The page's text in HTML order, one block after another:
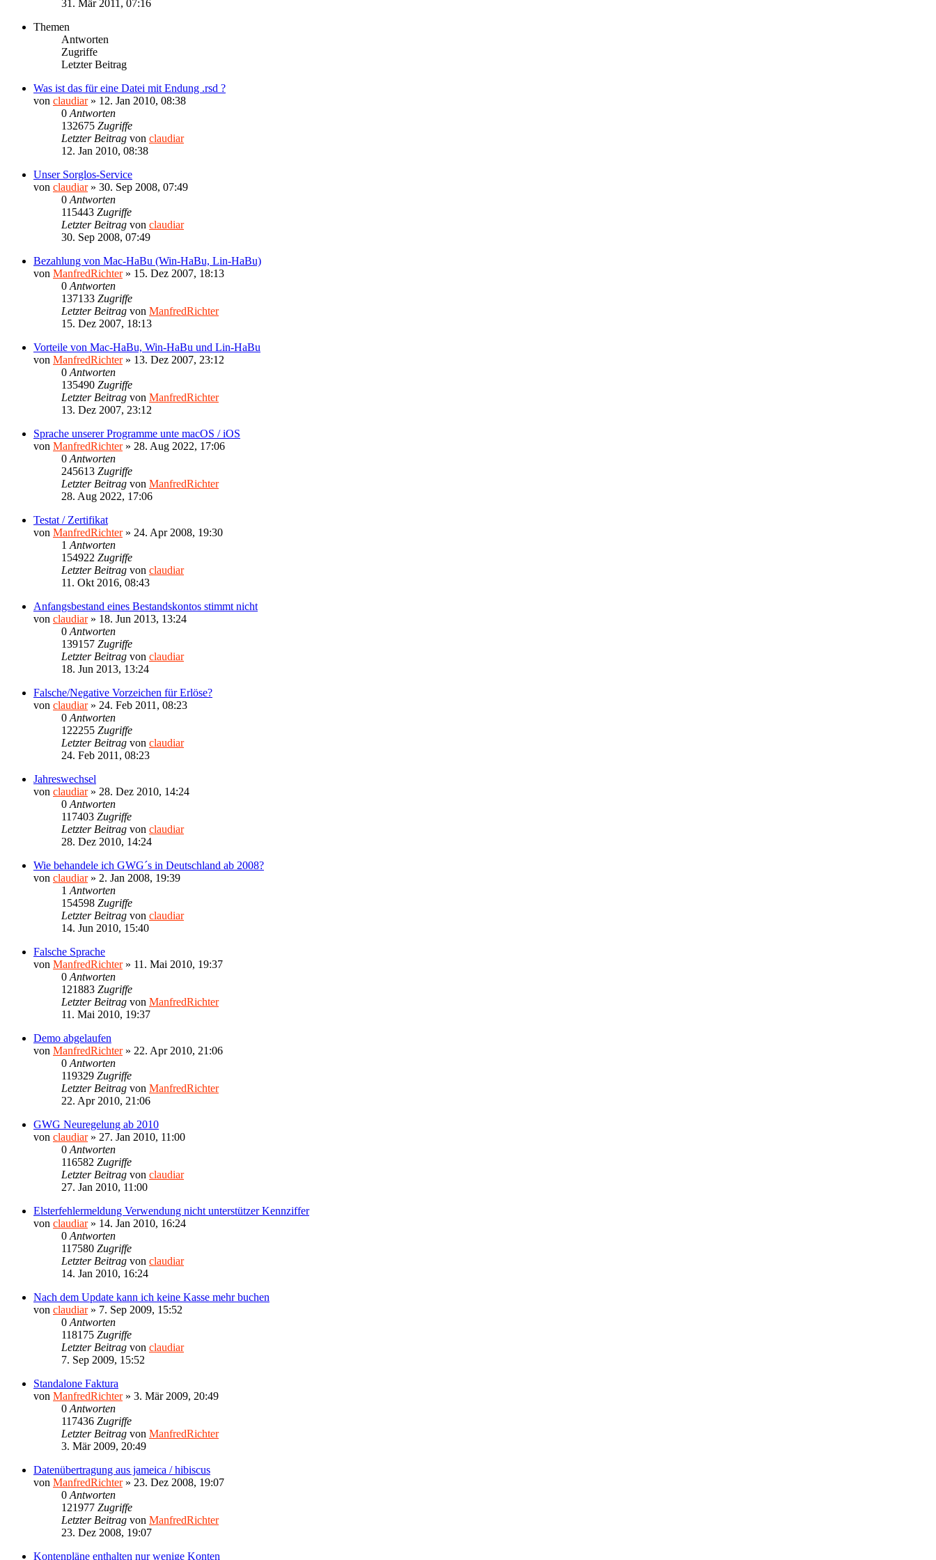
31. Mär 2011, 07:16
Themen
Antworten
Zugriffe
Letzter Beitrag
Was ist das für eine Datei mit Endung .rsd ?
von claudiar» 12. Jan 2010, 08:38
0 Antworten
132675 Zugriffe
Letzter Beitrag von claudiar
12. Jan 2010, 08:38
Unser Sorglos-Service
von claudiar» 30. Sep 2008, 07:49
0 Antworten
115443 Zugriffe
Letzter Beitrag von claudiar
30. Sep 2008, 07:49
Bezahlung von Mac-HaBu (Win-HaBu, Lin-HaBu)
von ManfredRichter» 15. Dez 2007, 18:13
0 Antworten
137133 Zugriffe
Letzter Beitrag von ManfredRichter
15. Dez 2007, 18:13
Vorteile von Mac-HaBu, Win-HaBu und Lin-HaBu
von ManfredRichter» 13. Dez 2007, 23:12
0 Antworten
135490 Zugriffe
Letzter Beitrag von ManfredRichter
13. Dez 2007, 23:12
Sprache unserer Programme unte macOS / iOS
von ManfredRichter» 28. Aug 2022, 17:06
0 Antworten
245613 Zugriffe
Letzter Beitrag von ManfredRichter
28. Aug 2022, 17:06
Testat / Zertifikat
von ManfredRichter» 24. Apr 2008, 19:30
1 Antworten
154922 Zugriffe
Letzter Beitrag von claudiar
11. Okt 2016, 08:43
Anfangsbestand eines Bestandskontos stimmt nicht
von claudiar» 18. Jun 2013, 13:24
0 Antworten
139157 Zugriffe
Letzter Beitrag von claudiar
18. Jun 2013, 13:24
Falsche/Negative Vorzeichen für Erlöse?
von claudiar» 24. Feb 2011, 08:23
0 Antworten
122255 Zugriffe
Letzter Beitrag von claudiar
24. Feb 2011, 08:23
Jahreswechsel
von claudiar» 28. Dez 2010, 14:24
0 Antworten
117403 Zugriffe
Letzter Beitrag von claudiar
28. Dez 2010, 14:24
Wie behandele ich GWG´s in Deutschland ab 2008?
von claudiar» 2. Jan 2008, 19:39
1 Antworten
154598 Zugriffe
Letzter Beitrag von claudiar
14. Jun 2010, 15:40
Falsche Sprache
von ManfredRichter» 11. Mai 2010, 19:37
0 Antworten
121883 Zugriffe
Letzter Beitrag von ManfredRichter
11. Mai 2010, 19:37
Demo abgelaufen
von ManfredRichter» 22. Apr 2010, 21:06
0 Antworten
119329 Zugriffe
Letzter Beitrag von ManfredRichter
22. Apr 2010, 21:06
GWG Neuregelung ab 2010
von claudiar» 27. Jan 2010, 11:00
0 Antworten
116582 Zugriffe
Letzter Beitrag von claudiar
27. Jan 2010, 11:00
Elsterfehlermeldung Verwendung nicht unterstützer Kennziffer
von claudiar» 14. Jan 2010, 16:24
0 Antworten
117580 Zugriffe
Letzter Beitrag von claudiar
14. Jan 2010, 16:24
Nach dem Update kann ich keine Kasse mehr buchen
von claudiar» 7. Sep 2009, 15:52
0 Antworten
118175 Zugriffe
Letzter Beitrag von claudiar
7. Sep 2009, 15:52
Standalone Faktura
von ManfredRichter» 3. Mär 2009, 20:49
0 Antworten
117436 Zugriffe
Letzter Beitrag von ManfredRichter
3. Mär 2009, 20:49
Datenübertragung aus jameica / hibiscus
von ManfredRichter» 23. Dez 2008, 19:07
0 Antworten
121977 Zugriffe
Letzter Beitrag von ManfredRichter
23. Dez 2008, 19:07
Kontenpläne enthalten nur wenige Konten